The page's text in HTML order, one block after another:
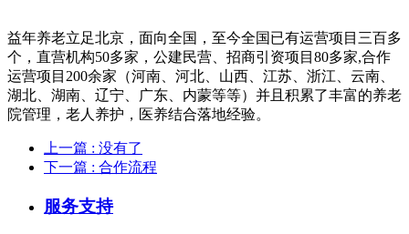
益年养老立足北京，面向全国，至今全国已有运营项目三百多
个，直营机构50多家，公建民营、招商引资项目80多家,合作
运营项目200余家（河南、河北、山西、江苏、浙江、云南、
湖北、湖南、辽宁、广东、内蒙等等）并且积累了丰富的养老
院管理，老人养护，医养结合落地经验。
上一篇 : 没有了
下一篇 : 合作流程
服务支持